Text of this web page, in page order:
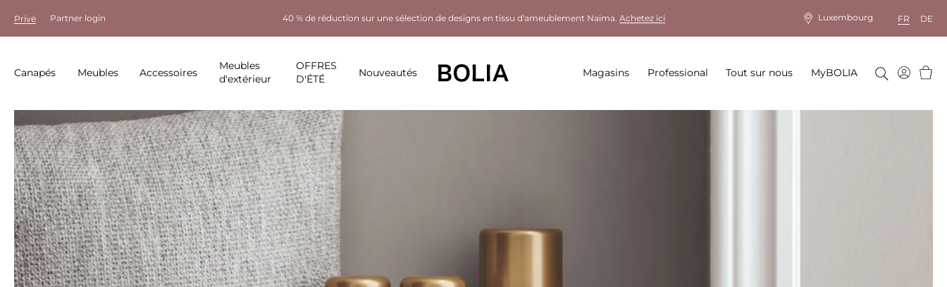
Privé Partner login 40 % de réduction sur une sélection de designs en tissu d'ameublement Naima. Achetez ici Luxembourg FR DE
Canapés Meubles Accessoires
Meubles
d'extérieur
OFFRES
D'ÉTÉ
Nouveautés Magasins Professional Tout sur nous MyBOLIA